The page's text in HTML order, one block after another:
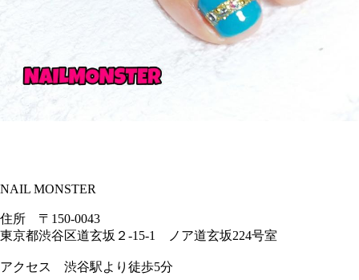
NAIL MONSTER
住所 〒150-0043
東京都渋谷区道玄坂２-15-1 ノア道玄坂224号室
アクセス 渋谷駅より徒歩5分